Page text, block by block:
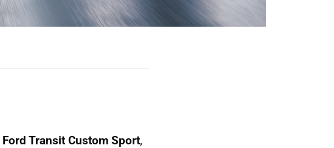
Ford Transit Custom Sport,